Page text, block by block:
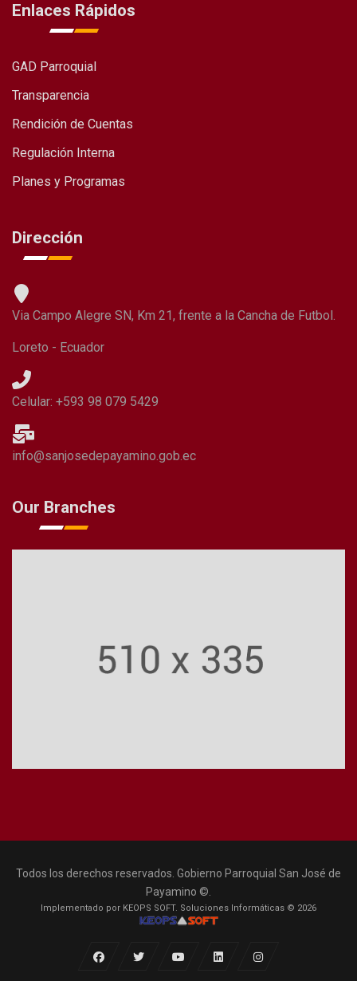
Enlaces Rápidos
GAD Parroquial
Transparencia
Rendición de Cuentas
Regulación Interna
Planes y Programas
Dirección
Via Campo Alegre SN, Km 21, frente a la Cancha de Futbol.
Loreto - Ecuador
Celular: +593 98 079 5429
info@sanjosedepayamino.gob.ec
Our Branches
Todos los derechos reservados. Gobierno Parroquial San José de
Payamino ©.
Implementado por KEOPS SOFT. Soluciones Informáticas © 2026